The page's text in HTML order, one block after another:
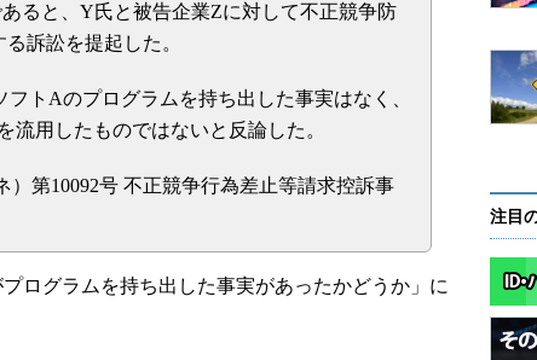
ると、Y氏と被告企業Zに対して不正競争防
訴訟を提起した。
トAのプログラムを持ち出した事実はなく、
流用したものではないと反論した。
）第10092号 不正競争行為差止等請求控訴事
ログラムを持ち出した事実があったかどうか」に
注目